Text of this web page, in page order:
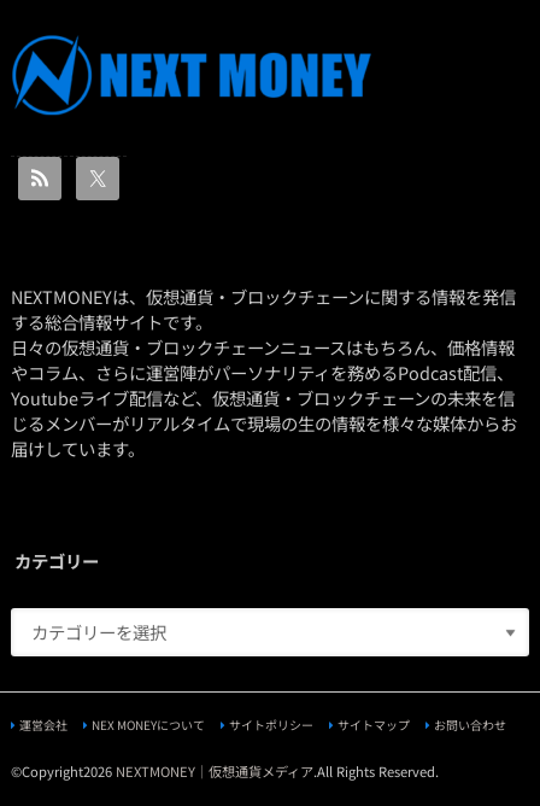
NEXTMONEYは、仮想通貨・ブロックチェーンに関する情報を発信
する総合情報サイトです。
日々の仮想通貨・ブロックチェーンニュースはもちろん、価格情報
やコラム、さらに運営陣がパーソナリティを務めるPodcast配信、
Youtubeライブ配信など、仮想通貨・ブロックチェーンの未来を信
じるメンバーがリアルタイムで現場の生の情報を様々な媒体からお
届けしています。
カテゴリー
運営会社 NEX MONEYについて サイトポリシー サイトマップ お問い合わせ
©Copyright2026 NEXTMONEY｜仮想通貨メディア.All Rights Reserved.